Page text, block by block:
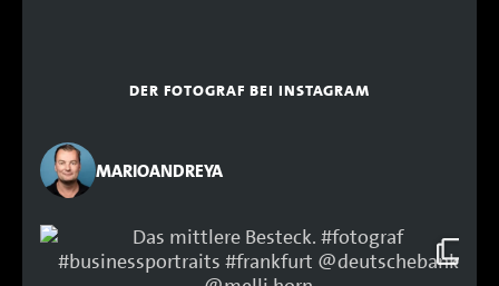
DER FOTOGRAF BEI INSTAGRAM
MARIOANDREYA